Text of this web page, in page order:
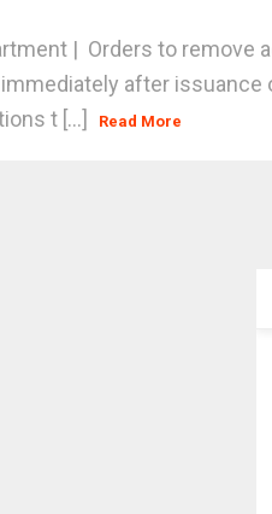
| Orders to remove
after issuance
t [...]
Read More